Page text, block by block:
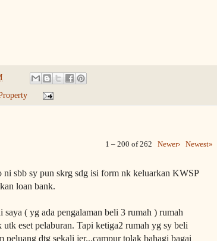
1 – 200 of 262 Newer› Newest»
ni sbb sy pun skrg sdg isi form nk keluarkan KWSP
loan bank.
saya ( yg ada pengalaman beli 3 rumah ) rumah
eset pelaburan. Tapi ketiga2 rumah yg sy beli
peluang dtg sekali jer...campur tolak bahagi bagai